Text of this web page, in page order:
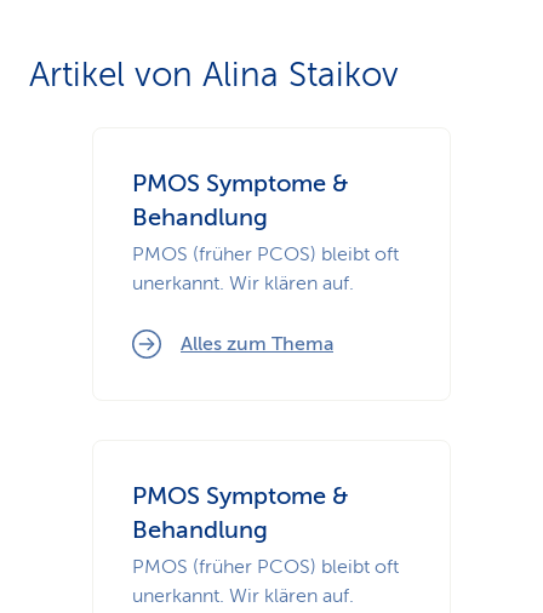
Artikel von Alina Staikov
PMOS Symptome &
Behandlung
PMOS (früher PCOS) bleibt oft
unerkannt. Wir klären auf.
Alles zum Thema
PMOS Symptome &
Behandlung
PMOS (früher PCOS) bleibt oft
unerkannt. Wir klären auf.